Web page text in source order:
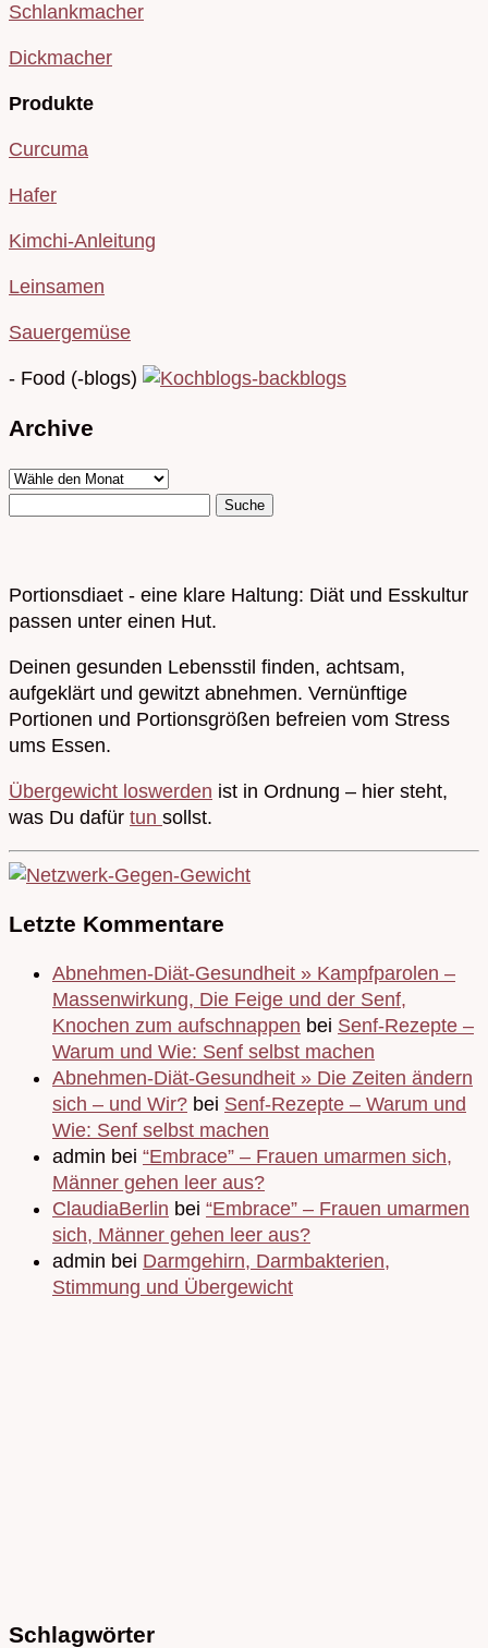
Schlankmacher
Dickmacher
Produkte
Curcuma
Hafer
Kimchi-Anleitung
Leinsamen
Sauergemüse
- Food (-blogs)
Archive
Portionsdiaet - eine klare Haltung: Diät und Esskultur
passen unter einen Hut.
Deinen gesunden Lebensstil finden, achtsam,
aufgeklärt und gewitzt abnehmen. Vernünftige
Portionen und Portionsgrößen befreien vom Stress
ums Essen.
Übergewicht loswerden ist in Ordnung – hier steht,
was Du dafür tun sollst.
Letzte Kommentare
Abnehmen-Diät-Gesundheit » Kampfparolen –
Massenwirkung, Die Feige und der Senf,
Knochen zum aufschnappen bei Senf-Rezepte –
Warum und Wie: Senf selbst machen
Abnehmen-Diät-Gesundheit » Die Zeiten ändern
sich – und Wir? bei Senf-Rezepte – Warum und
Wie: Senf selbst machen
admin bei “Embrace” – Frauen umarmen sich,
Männer gehen leer aus?
ClaudiaBerlin bei “Embrace” – Frauen umarmen
sich, Männer gehen leer aus?
admin bei Darmgehirn, Darmbakterien,
Stimmung und Übergewicht
Schlagwörter